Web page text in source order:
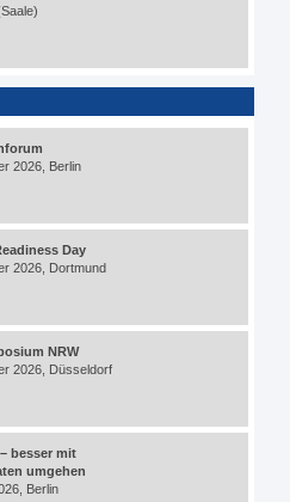
2026, Berlin
Day
2026, Dortmund
NRW
2026, Düsseldorf
besser mit
umgehen
Berlin